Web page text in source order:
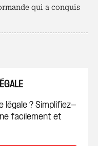
qui a conquis
légale ? Simplifiez-
facilement et